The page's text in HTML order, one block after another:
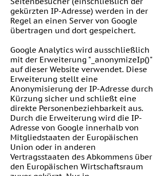
gekürzten IP-Adresse) werden in der
Regel an einen Server von Google
übertragen und dort gespeichert.
Google Analytics wird ausschließlich
mit der Erweiterung "_anonymizeIp()"
auf dieser Website verwendet. Diese
Erweiterung stellt eine
Anonymisierung der IP-Adresse durch
Kürzung sicher und schließt eine
direkte Personenbeziehbarkeit aus.
Durch die Erweiterung wird die IP-
Adresse von Google innerhalb von
Mitgliedstaaten der Europäischen
Union oder in anderen
Vertragsstaaten des Abkommens über
den Europäischen Wirtschaftsraum